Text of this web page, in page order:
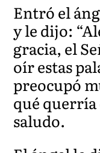
Entró el
yle dijo:
gracia, el
oír estas
preocupó
qué
saludo.